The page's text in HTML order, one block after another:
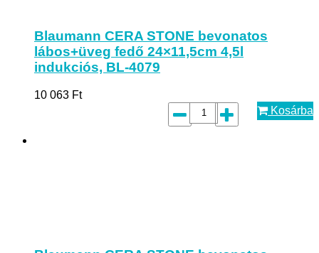
Blaumann CERA STONE bevonatos
lábos+üveg fedő 24×11,5cm 4,5l
indukciós, BL-4079
10 063 Ft
Kosárba